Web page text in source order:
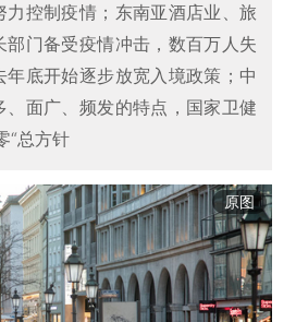
力控制疫情；东南亚酒店业、旅
部门备受疫情冲击，数百万人失
底开始逐步放宽入境政策；中
、面广、频发的特点，国家卫健
“总方针
原图